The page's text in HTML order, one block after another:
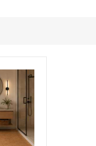
очищается и